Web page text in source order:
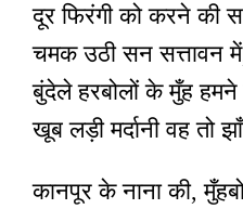
दूर फिरंगी को करने की
चमक उठी सन सत्तावन
बुंदेले हरबोलों के मुँह हमने
खूब लड़ी मर्दानी वह तो
कानपूर के नाना की,